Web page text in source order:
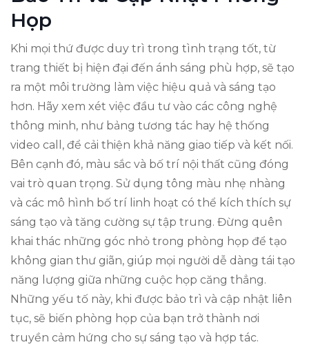
Họp
Khi mọi thứ được duy trì trong tình trạng tốt, từ
trang thiết bị hiện đại đến ánh sáng phù hợp, sẽ tạo
ra một môi trường làm việc hiệu quả và sáng tạo
hơn. Hãy xem xét việc đầu tư vào các công nghệ
thông minh, như bảng tương tác hay hệ thống
video call, để cải thiện khả năng giao tiếp và kết nối.
Bên cạnh đó, màu sắc và bố trí nội thất cũng đóng
vai trò quan trọng. Sử dụng tông màu nhẹ nhàng
và các mô hình bố trí linh hoạt có thể kích thích sự
sáng tạo và tăng cường sự tập trung. Đừng quên
khai thác những góc nhỏ trong phòng họp để tạo
không gian thư giãn, giúp mọi người dễ dàng tái tạo
năng lượng giữa những cuộc họp căng thẳng.
Những yếu tố này, khi được bảo trì và cập nhật liên
tục, sẽ biến phòng họp của bạn trở thành nơi
truyền cảm hứng cho sự sáng tạo và hợp tác.